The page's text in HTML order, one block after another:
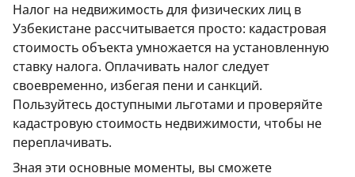
Налог на недвижимость для физических лиц в
Узбекистане рассчитывается просто: кадастровая
стоимость объекта умножается на установленную
ставку налога. Оплачивать налог следует
своевременно, избегая пени и санкций.
Пользуйтесь доступными льготами и проверяйте
кадастровую стоимость недвижимости, чтобы не
переплачивать.
Зная эти основные моменты, вы сможете